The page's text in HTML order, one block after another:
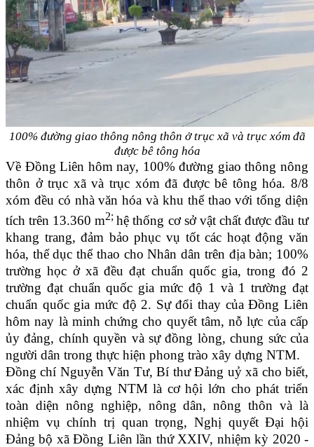
100% đường giao thông nông thôn ở trục xã và trục xóm đã
được bê tông hóa
Về Đồng Liên hôm nay, 100% đường giao thông nông
thôn ở trục xã và trục xóm đã được bê tông hóa. 8/8
xóm đều có nhà văn hóa và khu thể thao với tổng diện
tích trên 13.360 m2;hệ thống cơ sở vật chất được đầu tư
khang trang, đảm bảo phục vụ tốt các hoạt động văn
hóa, thể dục thể thao cho Nhân dân trên địa bàn; 100%
trường học ở xã đều đạt chuẩn quốc gia, trong đó 2
trường đạt chuẩn quốc gia mức độ 1 và 1 trường đạt
chuẩn quốc gia mức độ 2. Sự đổi thay của Đồng Liên
hôm nay là minh chứng cho quyết tâm, nỗ lực của cấp
ủy đảng, chính quyền và sự đồng lòng, chung sức của
người dân trong thực hiện phong trào xây dựng NTM.
Đồng chí Nguyễn Văn Tư, Bí thư Đảng uỷ xã cho biết,
xác định xây dựng NTM là cơ hội lớn cho phát triển
toàn diện nông nghiệp, nông dân, nông thôn và là
nhiệm vụ chính trị quan trọng, Nghị quyết Đại hội
Đảng bộ xã Đồng Liên lần thứ XXIV, nhiệm kỳ 2020 -